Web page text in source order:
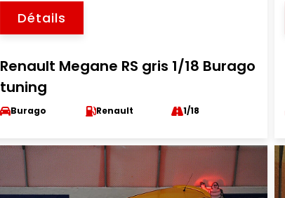
Détails
Renault Megane RS gris 1/18 Burago
tuning
Burago Renault 1/18